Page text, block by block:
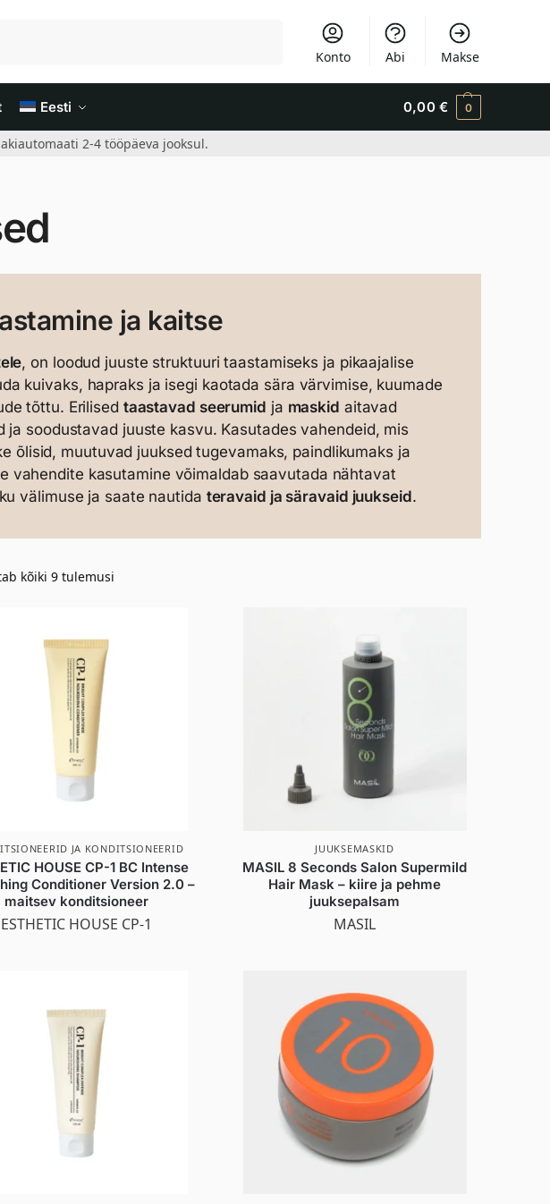
Konto Abi Makse
Eesti 0,00 € 0
2-4 tööpäeva jooksul.
ja kaitse
, on loodud juuste struktuuri taastamiseks ja pikaajalise
kuivaks, hapraks ja isegi kaotada sära värvimise, kuumade
tõttu. Erilised taastavad seerumid ja maskid aitavad
soodustavad juuste kasvu. Kasutades vahendeid, mis
õlisid, muutuvad juuksed tugevamaks, paindlikumaks ja
vahendite kasutamine võimaldab saavutada nähtavat
välimuse ja saate nautida teravaid ja säravaid juukseid.
kõiki 9 tulemusi
JA KONDITSIONEERID
HOUSE CP-1 BC Intense
Conditioner Version 2.0 –
maitsev konditsioneer
ESTHETIC HOUSE CP-1
JUUKSEMASKID
MASIL 8 Seconds Salon Supermild
Hair Mask – kiire ja pehme
juuksepalsam
MASIL